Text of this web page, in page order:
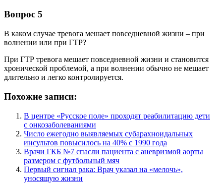
Вопрос 5
В каком случае тревога мешает повседневной жизни – при
волнении или при ГТР?
При ГТР тревога мешает повседневной жизни и становится
хронической проблемой, а при волнении обычно не мешает
длительно и легко контролируется.
Похожие записи:
В центре «Русское поле» проходят реабилитацию дети
с онкозаболеваниями
Число ежегодно выявляемых субарахноидальных
инсультов повысилось на 40% с 1990 года
Врачи ГКБ №7 спасли пациента с аневризмой аорты
размером с футбольный мяч
Первый сигнал рака: Врач указал на «мелочь»,
уносящую жизни